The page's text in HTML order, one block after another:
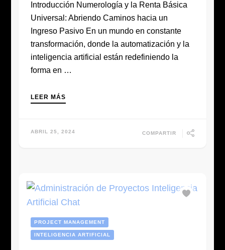
Introducción Numerología y la Renta Básica
Universal: Abriendo Caminos hacia un
Ingreso Pasivo En un mundo en constante
transformación, donde la automatización y la
inteligencia artificial están redefiniendo la
forma en …
LEER MÁS
ABRIL 25, 2024 COMPARTIR
PROJECT MANAGEMENT
INTELIGENCIA ARTIFICIAL